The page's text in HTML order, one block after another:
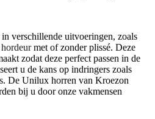
verschillende uitvoeringen, zoals
met of zonder plissé. Deze
zodat deze perfect passen in de
u de kans op indringers zoals
De Unilux horren van Kroezon
bij u door onze vakmensen